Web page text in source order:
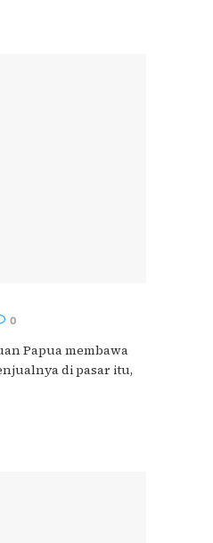
0
Papua membawa
di pasar itu,